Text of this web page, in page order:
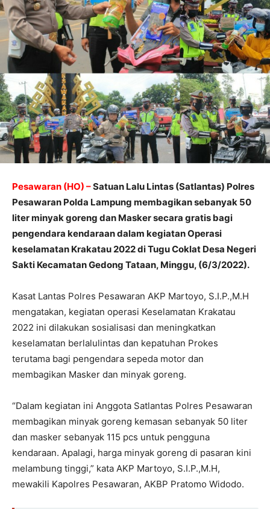
Pesawaran (HO) –Satuan Lalu Lintas (Satlantas) Polres
Pesawaran Polda Lampung membagikan sebanyak 50
liter minyak goreng dan Masker secara gratis bagi
pengendara kendaraan dalam kegiatan Operasi
keselamatan Krakatau 2022 di Tugu Coklat Desa Negeri
Sakti Kecamatan Gedong Tataan, Minggu, (6/3/2022).
Kasat Lantas Polres Pesawaran AKP Martoyo, S.I.P.,M.H
mengatakan, kegiatan operasi Keselamatan Krakatau
2022 ini dilakukan sosialisasi dan meningkatkan
keselamatan berlalulintas dan kepatuhan Prokes
terutama bagi pengendara sepeda motor dan
membagikan Masker dan minyak goreng.
“Dalam kegiatan ini Anggota Satlantas Polres Pesawaran
membagikan minyak goreng kemasan sebanyak 50 liter
dan masker sebanyak 115 pcs untuk pengguna
kendaraan. Apalagi, harga minyak goreng di pasaran kini
melambung tinggi,” kata AKP Martoyo, S.I.P.,M.H,
mewakili Kapolres Pesawaran, AKBP Pratomo Widodo.